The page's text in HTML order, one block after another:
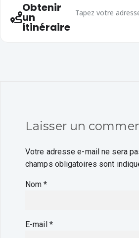
Obtenir
un
itinéraire
Adresse - Journée
Laisser un
Votre adresse e-mail ne sera
champs obligatoires sont
Nom*
E-mail *